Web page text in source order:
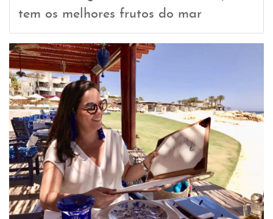
tem os melhores frutos do mar